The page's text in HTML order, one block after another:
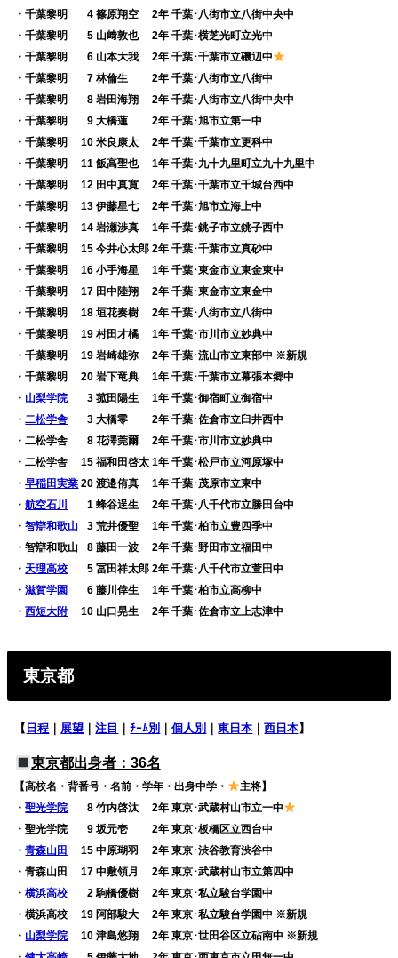
・千葉黎明
04 篠原翔空 2年 千葉･八街市立八街中央中
・千葉黎明
05 山﨑敦也 2年 千葉･横芝光町立光中
・千葉黎明
06 山本大我 2年 千葉･千葉市立磯辺中
・千葉黎明
07 林倫生 2年 千葉･八街市立八街中
・千葉黎明
08 岩田海翔 2年 千葉･八街市立八街中央中
・千葉黎明
09 大橋蓮 2年 千葉･旭市立第一中
・千葉黎明 10 米良康太 2年 千葉･千葉市立更科中
・千葉黎明 11 飯高聖也 1年 千葉･九十九里町立九十九里中
・千葉黎明 12 田中真寛 2年 千葉･千葉市立千城台西中
・千葉黎明 13 伊藤星七 2年 千葉･旭市立海上中
・千葉黎明 14 岩瀬渉真 1年 千葉･銚子市立銚子西中
・千葉黎明 15 今井心太郎 2年 千葉･千葉市立真砂中
・千葉黎明 16 小手海星 1年 千葉･東金市立東金東中
・千葉黎明 17 田中陸翔 2年 千葉･東金市立東金中
・千葉黎明 18 垣花奏樹 2年 千葉･八街市立八街中
・千葉黎明 19 村田才橘 1年 千葉･市川市立妙典中
・千葉黎明 19 岩崎雄弥 2年 千葉･流山市立東部中 ※新規
・千葉黎明 20 岩下竜典 1年 千葉･千葉市立幕張本郷中
・ 山梨学院 03 菰田陽生 1年 千葉･御宿町立御宿中
・二松学舎 03 大橋零 2年 千葉･佐倉市立臼井西中
・二松学舎
08 花澤莞爾 2年 千葉･市川市立妙典中
・二松学舎 15 福和田啓太 1年 千葉･松戸市立河原塚中
・早稲田実業 20 渡邉侑真 1年 千葉･茂原市立東中
・航空石川 01 蜂谷逞生 2年 千葉･八千代市立勝田台中
・智辯和歌山 03 荒井優聖 1年 千葉･柏市立豊四季中
・智辯和歌山
08 藤田一波 2年 千葉･野田市立福田中
・ 天理高校 05 冨田祥太郎 2年 千葉･八千代市立萱田中
・滋賀学園 06 藤川倖生 1年 千葉･柏市立高柳中
・西短大附 10 山口晃生 2年 千葉･佐倉市立上志津中
東京都
【 日程 ｜ 展望 ｜注目 ｜ﾁｰﾑ別 ｜個人別 ｜東日本 ｜西日本】
東京都出身者：36名
【高校名・背番号・名前・学年・出身中学・
主将】
・聖光学院 08 竹内啓汰 2年 東京･武蔵村山市立一中
・聖光学院
09 坂元壱 2年 東京･板橋区立西台中
・青森山田
15 中原瑚羽 2年 東京･渋谷教育渋谷中
・青森山田 17 中敷領月 2年 東京･武蔵村山市立第四中
・横浜高校 02 駒橋優樹 2年 東京･私立駿台学園中
・横浜高校 19 阿部駿大 2年 東京･私立駿台学園中 ※新規
・ 山梨学院 10 津島悠翔 2年 東京･世田谷区立砧南中 ※新規